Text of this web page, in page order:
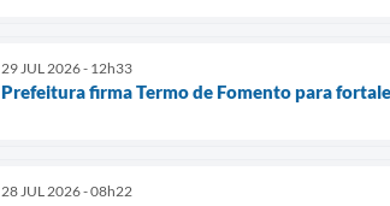
29 JUL 2026 - 12h33
Prefeitura firma Termo de Fomento para
28 JUL 2026 - 08h22